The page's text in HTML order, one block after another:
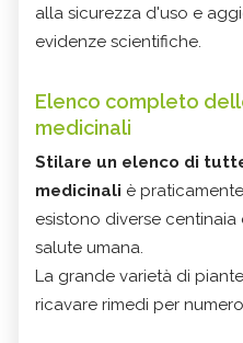
alla sicurezza d'uso e
evidenze scientifiche.
Elenco completo
medicinali
Stilare un elenco di
medicinali è
esistono diverse
salute umana.
La grande varietà di
ricavare rimedi per